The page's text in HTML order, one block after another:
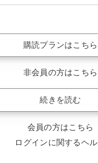
購読プランはこちら
非会員の方はこちら
続きを読む
会員の方はこちら
ログインに関するヘ